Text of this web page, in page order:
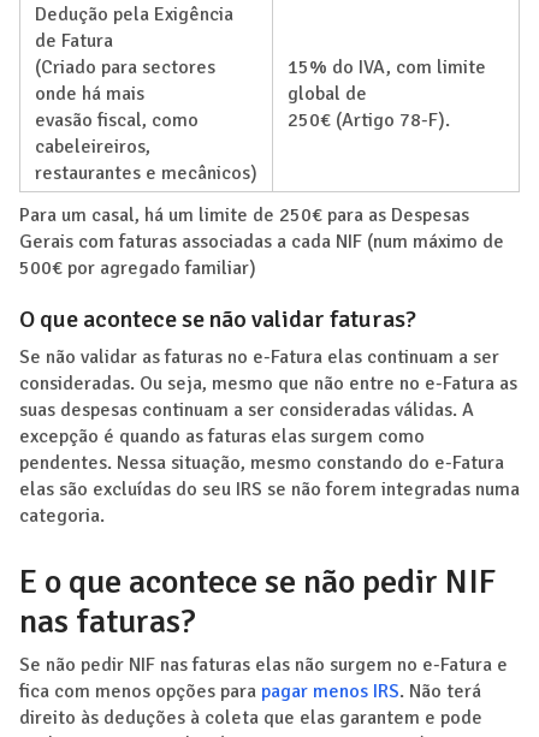
Dedução pela Exigência
de Fatura
(Criado para sectores
onde há mais
evasão fiscal, como
cabeleireiros,
restaurantes e mecânicos)
15% do IVA, com limite
global de
250€ (Artigo 78-F).
Para um casal, há um limite de 250€ para as Despesas
Gerais com faturas associadas a cada NIF (num máximo de
500€ por agregado familiar)
O que acontece se não validar faturas?
Se não validar as faturas no e-Fatura elas continuam a ser
consideradas. Ou seja, mesmo que não entre no e-Fatura as
suas despesas continuam a ser consideradas válidas. A
excepção é quando as faturas elas surgem como
pendentes. Nessa situação, mesmo constando do e-Fatura
elas são excluídas do seu IRS se não forem integradas numa
categoria.
E o que acontece se não pedir NIF
nas faturas?
Se não pedir NIF nas faturas elas não surgem no e-Fatura e
fica com menos opções para pagar menos IRS. Não terá
direito às deduções à coleta que elas garantem e pode